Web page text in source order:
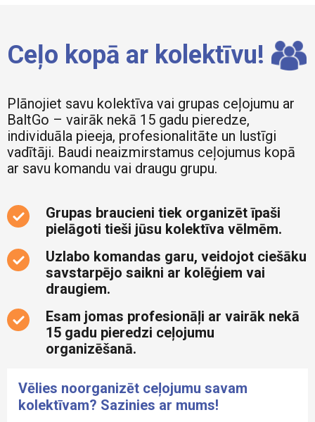
Ceļo kopā ar kolektīvu!
Plānojiet savu kolektīva vai grupas ceļojumu ar
BaltGo – vairāk nekā 15 gadu pieredze,
individuāla pieeja, profesionalitāte un lustīgi
vadītāji. Baudi neaizmirstamus ceļojumus kopā
ar savu komandu vai draugu grupu.
Grupas braucieni tiek organizēt īpaši
pielāgoti tieši jūsu kolektīva vēlmēm.
Uzlabo komandas garu, veidojot ciešāku
savstarpējo saikni ar kolēģiem vai
draugiem.
Esam jomas profesionāļi ar vairāk nekā
15 gadu pieredzi ceļojumu
organizēšanā.
Vēlies noorganizēt ceļojumu savam
kolektīvam? Sazinies ar mums!